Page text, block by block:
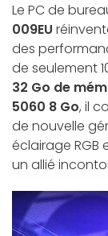
Le PC de
009EU
des
de seulement
32 Go de
5060 8 Go, il
de nouvelle
éclairage RGB
un allié